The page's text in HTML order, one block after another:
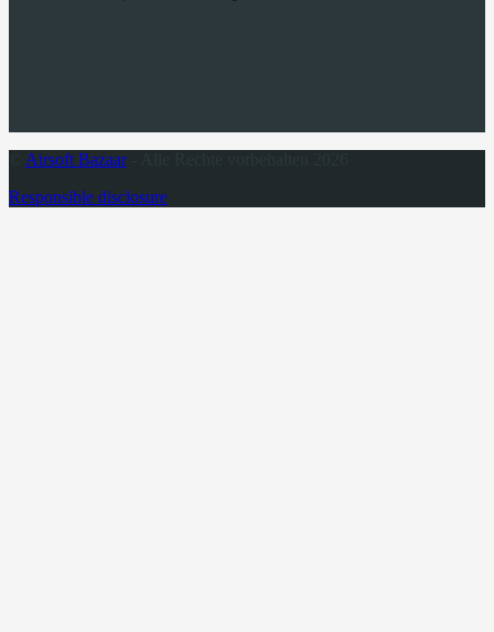
Airsoft Bazaar- Alle Rechte vorbehalten 2026
Responsible disclosure